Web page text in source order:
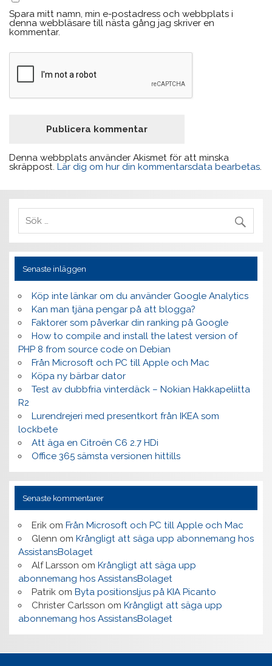
Spara mitt namn, min e-postadress och webbplats i
denna webbläsare till nästa gång jag skriver en
kommentar.
Denna webbplats använder Akismet för att minska
skräppost.Lär dig om hur din kommentarsdata bearbetas
Senaste inläggen
Köp inte länkar om du använder Google Analytics
Kan man tjäna pengar på att blogga?
Faktorer som påverkar din ranking på Google
How to compile and install the latest version of
PHP 8 from source code on Debian
Från Microsoft och PC till Apple och Mac
Köpa ny bärbar dator
Test av dubbfria vinterdäck – Nokian Hakkapeliitta
R2
Lurendrejeri med presentkort från IKEA som
lockbete
Att äga en Citroën C6 2.7 HDi
Office 365 sämsta versionen hittills
Senaste kommentarer
Erikom Från Microsoft och PC till Apple och Mac
Glenn om Krångligt att säga upp abonnemang hos
AssistansBolaget
Alf Larsson om Krångligt att säga upp
abonnemang hos AssistansBolaget
Patrikom Byta positionsljus på KIA Picanto
Christer Carlsson om Krångligt att säga upp
abonnemang hos AssistansBolaget